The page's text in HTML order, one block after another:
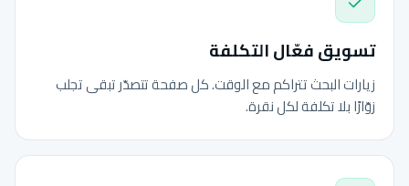
تسويق فعّال التكلفة
زيارات البحث تتراكم مع الوقت. كل صفحة تتصدّر تبقى تجلب
زوّارًا بلا تكلفة لكل نقرة.